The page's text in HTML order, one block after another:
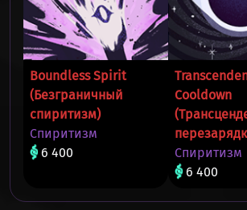
Boundless Spirit
(Безграничный
спиритизм)
Спиритизм
6 400
Cooldown
Спиритизм
6 400